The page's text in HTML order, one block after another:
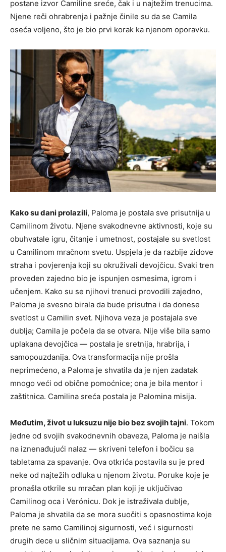
postane izvor Camiline sreće, čak i u najtežim trenucima.
Njene reči ohrabrenja i pažnje činile su da se Camila
oseća voljeno, što je bio prvi korak ka njenom oporavku.
Kako su dani prolazili, Paloma je postala sve prisutnija u
Camilinom životu. Njene svakodnevne aktivnosti, koje su
obuhvatale igru, čitanje i umetnost, postajale su svetlost
u Camilinom mračnom svetu. Uspjela je da razbije zidove
straha i povjerenja koji su okruživali devojčicu. Svaki tren
proveden zajedno bio je ispunjen osmesima, igrom i
učenjem. Kako su se njihovi trenuci provodili zajedno,
Paloma je svesno birala da bude prisutna i da donese
svetlost u Camilin svet. Njihova veza je postajala sve
dublja; Camila je počela da se otvara. Nije više bila samo
uplakana devojčica — postala je sretnija, hrabrija, i
samopouzdanija. Ova transformacija nije prošla
neprimećeno, a Paloma je shvatila da je njen zadatak
mnogo veći od obične pomoćnice; ona je bila mentor i
zaštitnica. Camilina sreća postala je Palomina misija.
Međutim, život u luksuzu nije bio bez svojih tajni. Tokom
jedne od svojih svakodnevnih obaveza, Paloma je naišla
na iznenađujući nalaz — skriveni telefon i bočicu sa
tabletama za spavanje. Ova otkrića postavila su je pred
neke od najtežih odluka u njenom životu. Poruke koje je
pronašla otkrile su mračan plan koji je uključivao
Camilinog oca i Verónicu. Dok je istraživala dublje,
Paloma je shvatila da se mora suočiti s opasnostima koje
prete ne samo Camilinoj sigurnosti, već i sigurnosti
drugih dece u sličnim situacijama. Ova saznanja su